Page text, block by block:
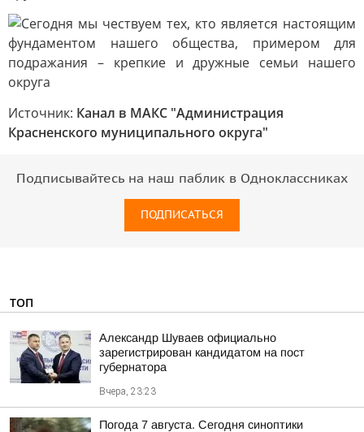
Источник: Канал в МАКС "Администрация
Красненского муниципального округа"
Подписывайтесь на наш паблик в Одноклассниках
ПОДПИСАТЬСЯ
ТОП
Александр Шуваев официально
зарегистрирован кандидатом на пост
губернатора
Вчера, 23:23
Погода 7 августа. Сегодня синоптики